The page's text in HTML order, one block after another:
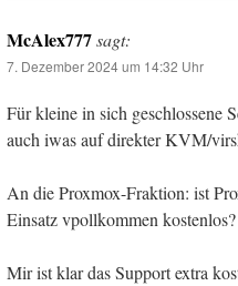
McAlex777sagt:
7. Dezember 2024 um 14:32 Uhr
Für kleine in sich geschlossene
auch iwas auf direkter KVM/
An die Proxmox-Fraktion: ist
Einsatz vpollkommen kostenlos?
Mir ist klar das Support extra